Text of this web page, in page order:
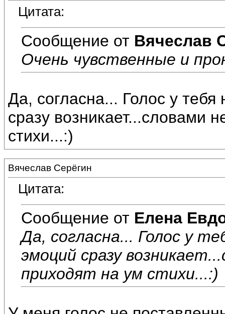
Цитата:
Сообщение от Вячеслав
Очень чувственные и
Да, согласна... Голос у
сразу возникает...словами
стихи...:)
Вячеслав Серёгин
Цитата:
Сообщение от Елена
Да, согласна... Голос у
эмоций сразу
приходят на ум стихи...:)